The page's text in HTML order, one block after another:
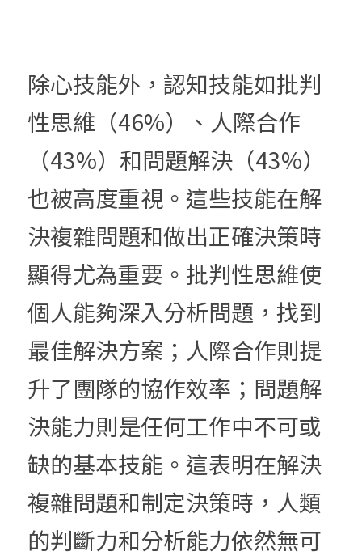
除心技能外，認知技能如批判
性思維（46%）、人際合作
（43%）和問題解決（43%）
也被高度重視。這些技能在解
決複雜問題和做出正確決策時
顯得尤為重要。批判性思維使
個人能夠深入分析問題，找到
最佳解決方案；人際合作則提
升了團隊的協作效率；問題解
決能力則是任何工作中不可或
缺的基本技能。這表明在解決
複雜問題和制定決策時，人類
的判斷力和分析能力依然無可